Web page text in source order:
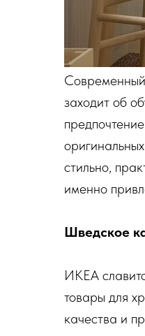
Современный
заходит об
стильно,
именно
Шведское
ИКЕА
товары для
качества и